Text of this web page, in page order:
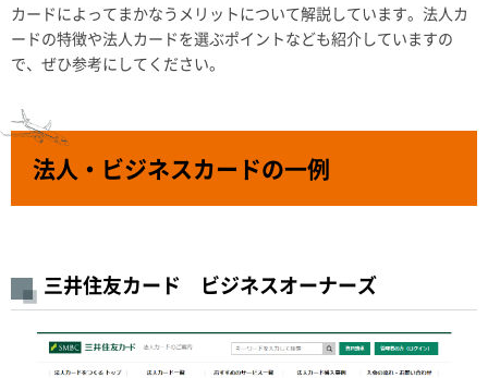
カードによってまかなうメリットについて解説しています。法人カ
ードの特徴や法人カードを選ぶポイントなども紹介していますの
で、ぜひ参考にしてください。
法人・ビジネスカードの一例
三井住友カード ビジネスオーナーズ